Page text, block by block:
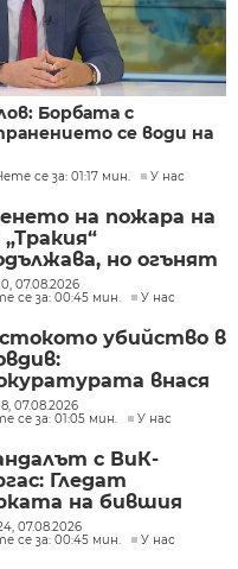
Борбата с
се води на
се за: 01:17 мин. У нас
на пожара на
но огънят
07.08.2026
се за: 00:45 мин.
У нас
убийство в
внася
„задържане под
07.08.2026
се за: 01:05 мин.
У нас
с ВиК-
Гледат
на бившия
07.08.2026
се за: 00:45 мин.
У нас